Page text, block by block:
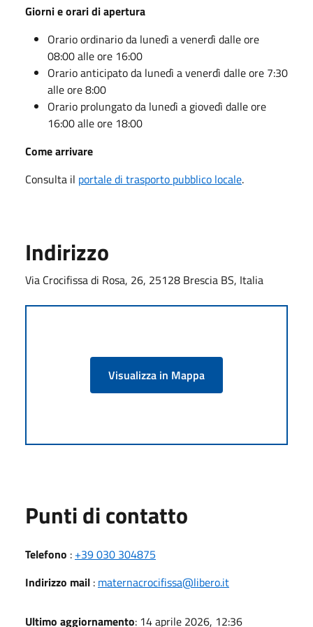
Giorni e orari di apertura
Orario ordinario da lunedì a venerdì dalle ore
08:00 alle ore 16:00
Orario anticipato da lunedì a venerdì dalle ore 7:30
alle ore 8:00
Orario prolungato da lunedì a giovedì dalle ore
16:00 alle ore 18:00
Come arrivare
Consulta il portale di trasporto pubblico locale.
Indirizzo
Via Crocifissa di Rosa, 26, 25128 Brescia BS, Italia
Visualizza in Mappa
Punti di contatto
Telefono : +39 030 304875
Indirizzo mail : maternacrocifissa@libero.it
Ultimo aggiornamento: 14 aprile 2026, 12:36